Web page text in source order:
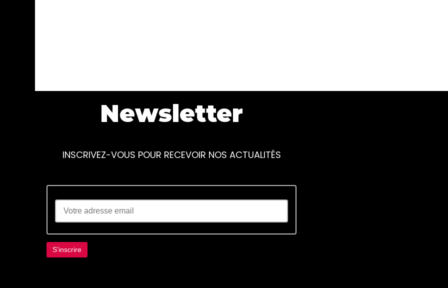
Newsletter
INSCRIVEZ-VOUS POUR RECEVOIR NOS ACTUALITÉS